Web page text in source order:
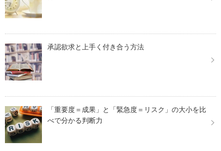
承認欲求と上手く付き合う方法
「重要度＝成果」と「緊急度＝リスク」の大小を比
べで分かる判断力